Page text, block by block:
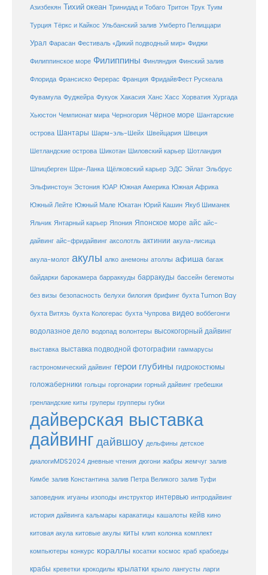
Азизбекян Тихий океан Тринидад и Тобаго Тритон Трук Туим
Турция Тёркс и Кайкос Ульбанский залив Умберто Пелиццари
Урал Фарасан Фестиваль «Дикий подводный мир» Фиджи
Филиппинское море Филиппины Финляндия Финский залив
Флорида Франсиско Ферерас Франция ФридайвФест Рускеала
Фувамула Фуджейра Фукуок Хакасия Ханс Хасс Хорватия Хургада
Хьюстон Чемпионат мира Черногория Чёрное море Шантарские
острова Шантары Шарм-эль-Шейх Швейцария Швеция
Шетландские острова Шикотан Шиловский карьер Шотландия
Шпицберген Шри-Ланка Щёлковский карьер ЭДС Эйлат Эльбрус
Эльфинстоун Эстония ЮАР Южная Америка Южная Африка
Южный Лейте Южный Мале Юкатан Юрий Кашин Якуб Шиманек
Яльчик Янтарный карьер Япония Японское море айс айс-
дайвинг айс-фридайвинг аксолотль актинии акула-лисица
акула-молот акулы алко анемоны атоллы афиша багаж
байдарки барокамера барраккуды барракуды бассейн бегемоты
без визы безопасность белухи билогия брифинг бухта Tumon Bay
бухта Витязь бухта Кологерас бухта Чупрова видео воббегонги
водолазное дело водопад волонтеры высокогорный дайвинг
выставка выставка подводной фотографии гаммарусы
гастрономический дайвинг герои глубины гидрокостюмы
голожаберники гольцы горгонарии горный дайвинг гребешки
гренландские киты груперы групперы губки
дайверская выставка
дайвингдайвшоу дельфины детское
диалогиMDS2024 дневные чтения дюгони жабры жемчуг залив
Кимбе залив Константина залив Петра Великого залив Туфи
заповедник игуаны изоподы инструктор интервью интродайвинг
история дайвинга кальмары каракатицы кашалоты кейв кино
китовая акула китовые акулы киты клип колонка комплект
компьютеры конкурс кораллы косатки космос краб крабоеды
крабы креветки крокодилы крылатки крыло лангусты ларги